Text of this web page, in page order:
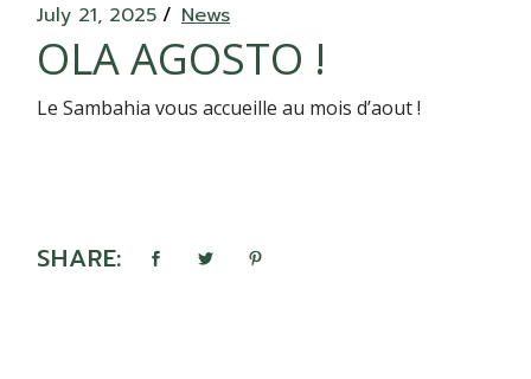
July 21, 2025 News
OLA AGOSTO !
Le Sambahia vous accueille au mois d’aout !
SHARE: